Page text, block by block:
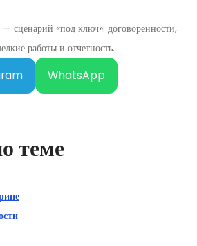
— сценарий «под ключ»: договоренности,
работы и отчетность.
WhatsApp
теме